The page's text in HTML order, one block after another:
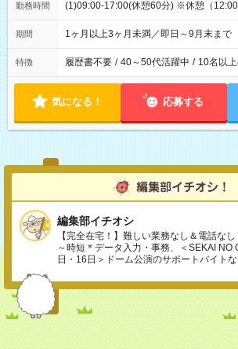
勤務時間 (1)09:00-17:00(休憩60分) ※休憩（
期間 1ヶ月以上3ヶ月未満／即日～9月末まで
特徴 履歴書不要 / 40～50代活躍中 / 10名以
気になる！ 応募する
編集部イチオシ
【完全在宅！】難しい業務なし＆電話な
～時短＊データ入力・事務、＜SEKAI NO
日・16日＞ドーム公演のサポートバイト